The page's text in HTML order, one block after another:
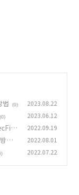
법
(0) 2023.08.22
(0) 2023.06.12
2022.09.19
법 2022.08.01
2022.07.22